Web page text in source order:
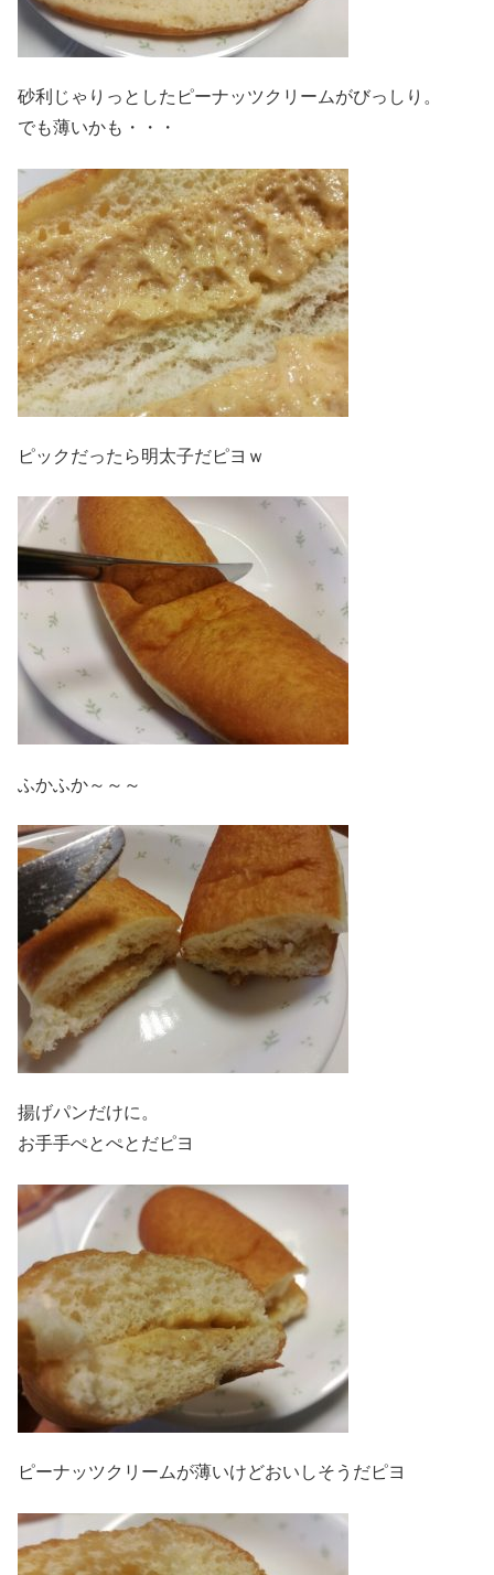
砂利じゃりっとしたピーナッツクリームがびっしり。
でも薄いかも・・・
ピックだったら明太子だピヨｗ
ふかふか～～～
揚げパンだけに。
お手手ぺとぺとだピヨ
ピーナッツクリームが薄いけどおいしそうだピヨ